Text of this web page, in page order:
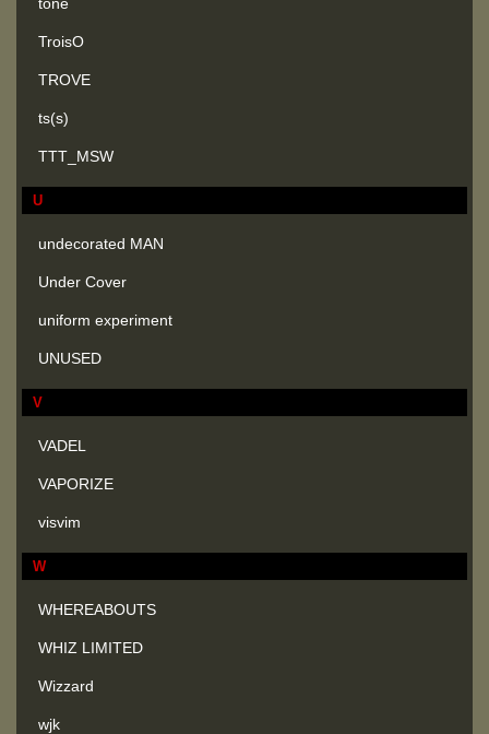
TroisO
TROVE
ts(s)
TTT_MSW
U
undecorated MAN
Under Cover
uniform experiment
UNUSED
V
VADEL
VAPORIZE
visvim
W
WHEREABOUTS
WHIZ LIMITED
Wizzard
wjk